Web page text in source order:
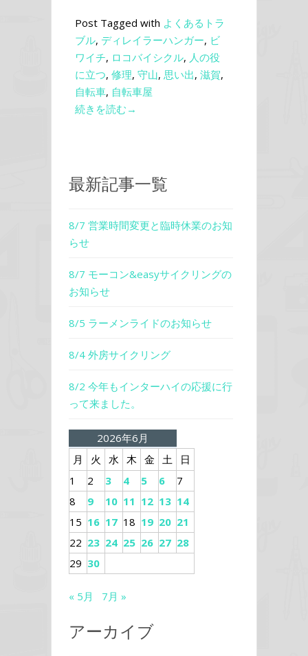
Post Tagged with よくあるトラ
ブル, ディレイラーハンガー, ビ
ワイチ, ロコバイシクル, 人の役
に立つ, 修理, 守山, 思い出, 滋賀,
自転車, 自転車屋
続きを読む→
最新記事一覧
8/7 営業時間変更と臨時休業のお知
らせ
8/7 モーコン&easyサイクリングの
お知らせ
8/5 ラーメンライドのお知らせ
8/4 外房サイクリング
8/2 今年もインターハイの応援に行
って来ました。
2026年6月
月
火 水 木 金 土
日
1
2 3 4 5 6
7
8
9 10 11 12 13 14
15 16 17 18 19 20 21
22 23 24 25 26 27 28
29 30
« 5月 7月 »
アーカイブ